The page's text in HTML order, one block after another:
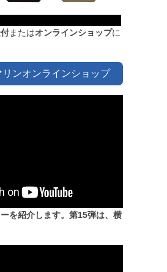
またはオンラインショップに
ンオンラインショップ
を紹介します。第15弾は、横